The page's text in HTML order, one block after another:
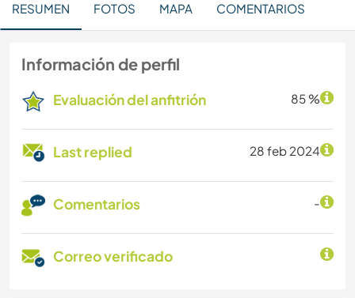
RESUMEN FOTOS MAPA COMENTARIOS
Información de perfil
Evaluación del anfitrión 85 %
Last replied 28 feb 2024
Comentarios -
Correo verificado